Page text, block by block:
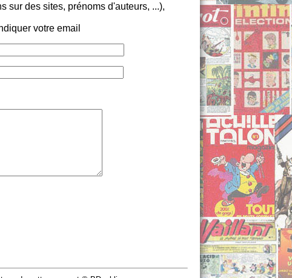
sur des sites, prénoms d'auteurs, ...),
votre email